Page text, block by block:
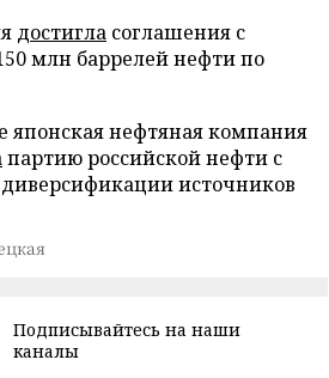
достигла соглашения с
млн баррелей нефти по
нефтяная компания
партию российской нефти с
источников
Подписывайтесь на наши
каналы